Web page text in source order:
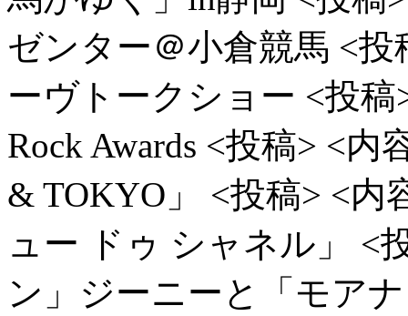
ゼンター＠小倉競馬 <投
ーヴトークショー <投稿
Rock Awards <投稿> <内
& TOKYO」
<投稿> <内
ュー ドゥ シャネル」
<
ン」ジーニーと「モア